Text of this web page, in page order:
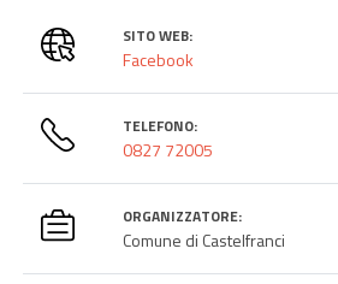
SITO WEB:
Facebook
TELEFONO:
0827 72005
ORGANIZZATORE:
Comune di Castelfranci